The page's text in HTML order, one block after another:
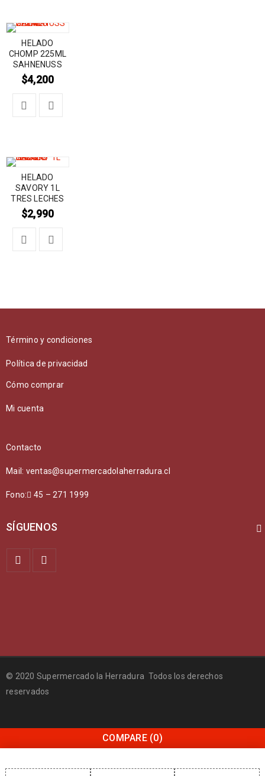
HELADO
CHOMP 225ML
SAHNENUSS
$4,200
HELADO
SAVORY 1L
TRES LECHES
$2,990
Término y condiciones
Política de privacidad
Cómo comprar
Mi cuenta
Contacto
Mail: ventas@supermercadolaherradura.cl
Fono: 45 – 271 1999
SÍGUENOS
© 2020 Supermercado la Herradura Todos los derechos
reservados
COMPARE (0)